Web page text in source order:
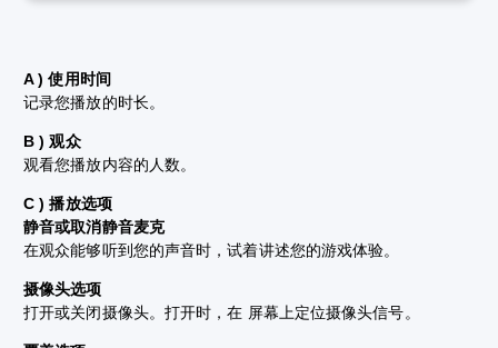
A ) 使用时间
记录您播放的时长。
B ) 观众
观看您播放内容的人数。
C ) 播放选项
静音或取消静音麦克
在观众能够听到您的声音时，试着讲述您的游戏体验。
摄像头选项
打开或关闭摄像头。打开时，在 屏幕 上定位摄像头信号。